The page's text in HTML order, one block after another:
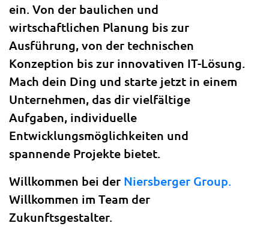
ein. Von der baulichen und
wirtschaftlichen Planung bis zur
Ausführung, von der technischen
Konzeption bis zur innovativen IT-Lösung.
Mach dein Ding und starte jetzt in einem
Unternehmen, das dir vielfältige
Aufgaben, individuelle
Entwicklungsmöglichkeiten und
spannende Projekte bietet.
Willkommen bei der Niersberger Group.
Willkommen im Team der
Zukunftsgestalter.